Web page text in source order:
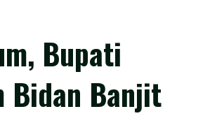
Bupati
Bidan Banjit